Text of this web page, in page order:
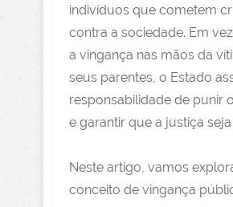
indivíduos que cometem
contra a sociedade. Em
a vingança nas mãos da
seus parentes, o Estado
responsabilidade de punir
e garantir que a justiça seja
Neste artigo, vamos
conceito de vingança